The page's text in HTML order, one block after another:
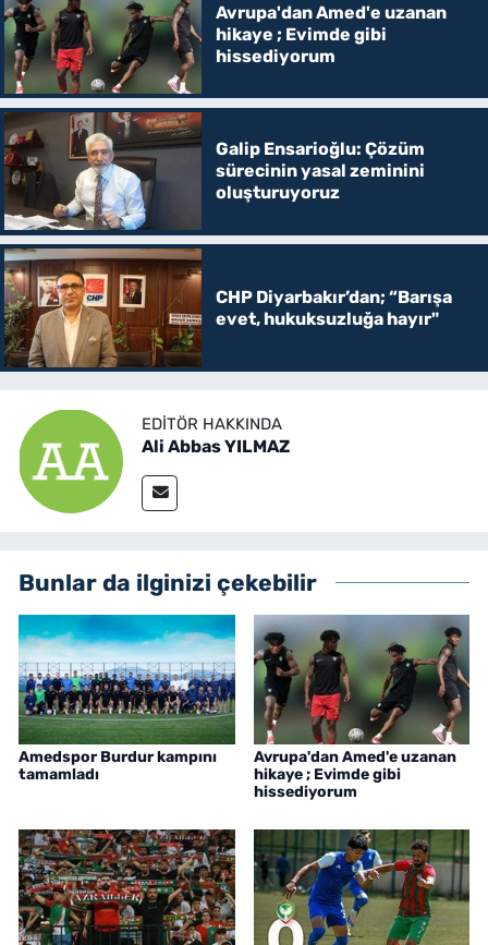
Avrupa'dan Amed'e uzanan
hikaye ; Evimde gibi
hissediyorum
Galip Ensarioğlu: Çözüm
sürecinin yasal zeminini
oluşturuyoruz
CHP Diyarbakır’dan; “Barışa
evet, hukuksuzluğa hayır"
EDITÖR HAKKINDA
Ali Abbas YILMAZ
Bunlar da ilginizi çekebilir
Amedspor Burdur kampını
tamamladı
Avrupa'dan Amed'e uzanan
hikaye ; Evimde gibi
hissediyorum